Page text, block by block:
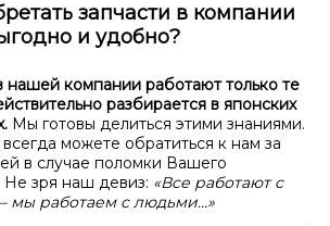
запчасти в компании
и удобно?
нашей компании работают только те
разбирается в японских
Мы готовы делиться этими знаниями.
можете обратиться к нам за
в случае поломки Вашего
Не зря наш девиз: «Все работают с
мы работаем с людьми…»